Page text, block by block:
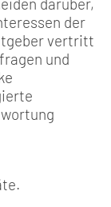
darüber,
der
vertritt
und